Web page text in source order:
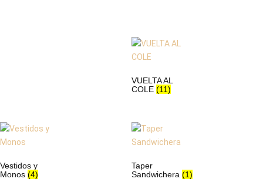
VUELTA AL
COLE (11)
Vestidos y
Monos (4)
Taper
Sandwichera (1)